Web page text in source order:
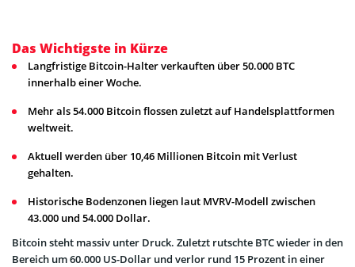
Das Wichtigste in Kürze
Langfristige Bitcoin-Halter verkauften über 50.000 BTC
innerhalb einer Woche.
Mehr als 54.000 Bitcoin flossen zuletzt auf Handelsplattformen
weltweit.
Aktuell werden über 10,46 Millionen Bitcoin mit Verlust
gehalten.
Historische Bodenzonen liegen laut MVRV-Modell zwischen
43.000 und 54.000 Dollar.
Bitcoin steht massiv unter Druck. Zuletzt rutschte BTC wieder in den
Bereich um 60.000 US-Dollar und verlor rund 15 Prozent in einer